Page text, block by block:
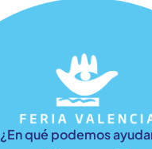
¿En qué podemos